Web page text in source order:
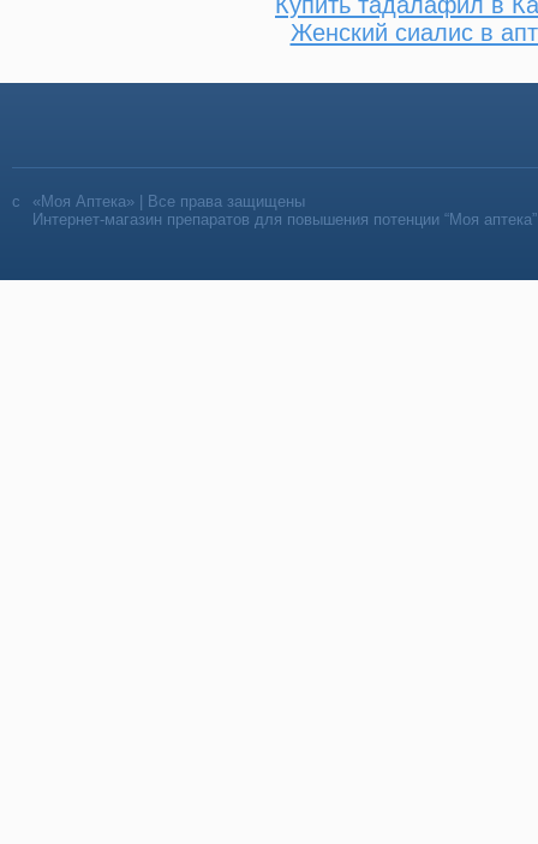
Женский сиалис в
«Моя Аптека» | Все права защищены
Интернет-магазин препаратов для повышения потенции “Моя